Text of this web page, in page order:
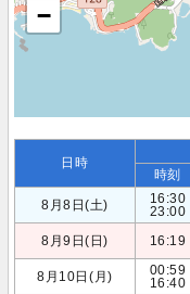
−
日時
時刻
8月8日(土)
16:30
23:00
8月9日(日) 16:19
8月10日(月)
00:59
16:40